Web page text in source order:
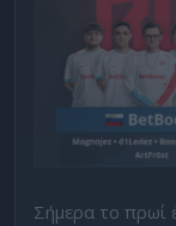
Σήμερα το πρωί